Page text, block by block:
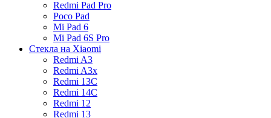
Redmi Pad Pro
Poco Pad
Mi Pad 6
Mi Pad 6S Pro
Стекла на Xiaomi
Redmi A3
Redmi A3x
Redmi 13C
Redmi 14C
Redmi 12
Redmi 13